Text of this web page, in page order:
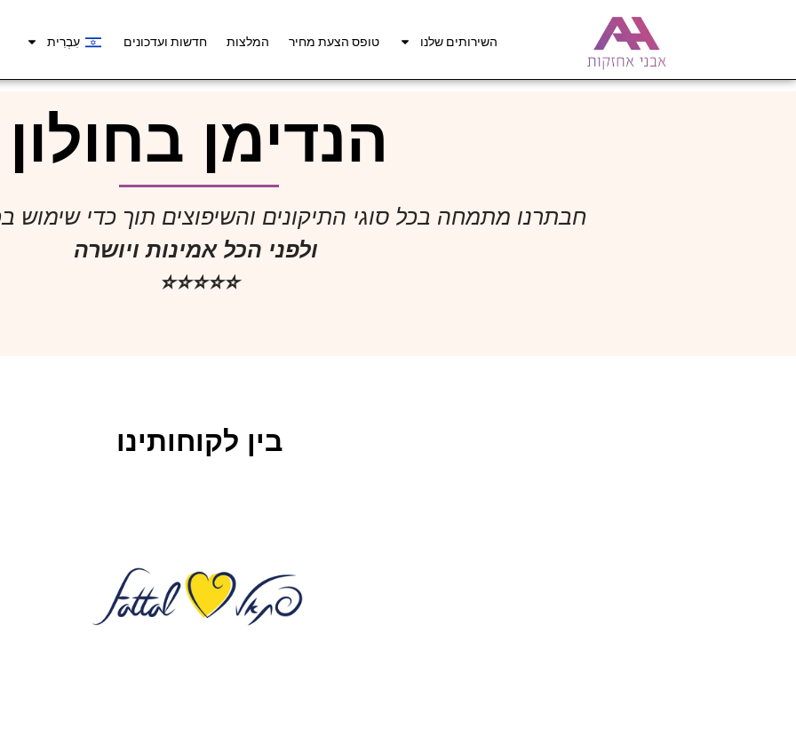
השירותים שלנו טופס הצעת מחיר המלצות חדשות ועדכונים עִבְרִית
הנדימן בחולון
חבתרנו מתמחה בכל סוגי התיקונים והשיפוצים תוך כדי שימוש
ולפני הכל אמינות ויושרה
⭐️⭐️⭐️⭐️⭐️
בין לקוחותינו